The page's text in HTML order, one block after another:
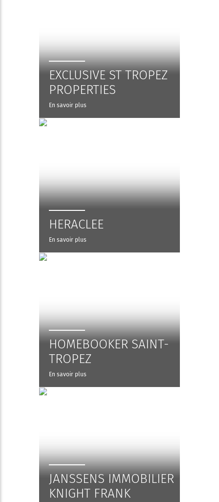
EXCLUSIVE ST TROPEZ
PROPERTIES
En savoir plus
HERACLEE
En savoir plus
HOMEBOOKER SAINT-
TROPEZ
En savoir plus
JANSSENS IMMOBILIER
KNIGHT FRANK